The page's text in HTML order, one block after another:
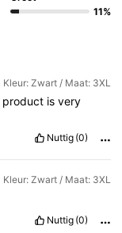
11%
Kleur: Zwart / Maat: 3XL
product isvery
Nuttig (0)
Kleur: Zwart / Maat: 3XL
Nuttig (0)